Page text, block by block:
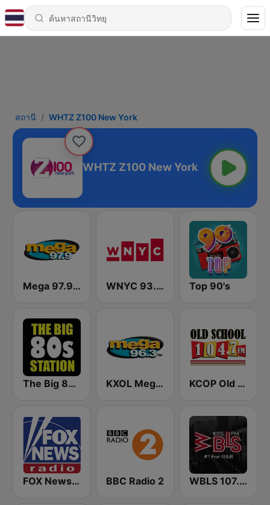
สถานี WHTZ Z100 New York
WHTZ Z100 New York
Mega 97.9 FM WNYC 93.9 FM Top 90's
The Big 80s Station KXOL Mega 96.3 FM KCOP Old School 104.7 FM
FOX News Radio BBC Radio 2 WBLS 107.5 FM (US Only)